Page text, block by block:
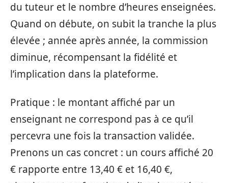
du tuteur et le nombre d’heures enseignées.
Quand on débute, on subit la tranche la plus
élevée ; année après année, la commission
diminue, récompensant la fidélité et
l’implication dans la plateforme.
Pratique : le montant affiché par un
enseignant ne correspond pas à ce qu’il
percevra une fois la transaction validée.
Prenons un cas concret : un cours affiché 20
€ rapporte entre 13,40 € et 16,40 €,